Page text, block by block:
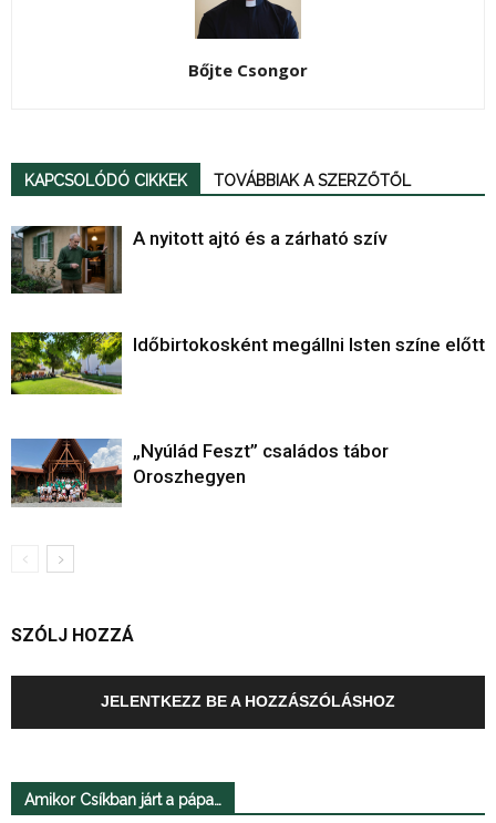
Bőjte Csongor
KAPCSOLÓDÓ CIKKEK TOVÁBBIAK A SZERZŐTŐL
A nyitott ajtó és a zárható szív
Időbirtokosként megállni Isten színe előtt
„Nyúlád Feszt” családos tábor
Oroszhegyen
SZÓLJ HOZZÁ
JELENTKEZZ BE A HOZZÁSZÓLÁSHOZ
Amikor Csíkban járt a pápa…